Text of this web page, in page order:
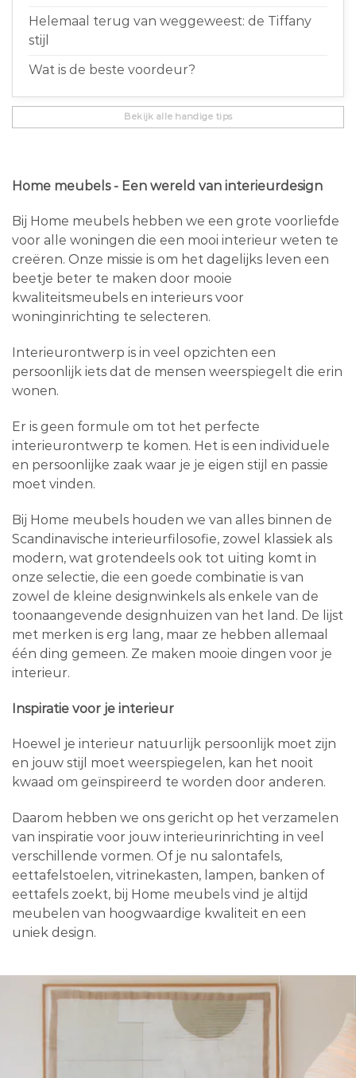
Helemaal terug van weggeweest: de Tiffany
stijl
Wat is de beste voordeur?
Bekijk alle handige tips
Home meubels - Een wereld van interieurdesign
Bij Home meubels hebben we een grote voorliefde
voor alle woningen die een mooi interieur weten te
creëren. Onze missie is om het dagelijks leven een
beetje beter te maken door mooie
kwaliteitsmeubels en interieurs voor
woninginrichting te selecteren.
Interieurontwerp is in veel opzichten een
persoonlijk iets dat de mensen weerspiegelt die erin
wonen.
Er is geen formule om tot het perfecte
interieurontwerp te komen. Het is een individuele
en persoonlijke zaak waar je je eigen stijl en passie
moet vinden.
Bij Home meubels houden we van alles binnen de
Scandinavische interieurfilosofie, zowel klassiek als
modern, wat grotendeels ook tot uiting komt in
onze selectie, die een goede combinatie is van
zowel de kleine designwinkels als enkele van de
toonaangevende designhuizen van het land. De lijst
met merken is erg lang, maar ze hebben allemaal
één ding gemeen. Ze maken mooie dingen voor je
interieur.
Inspiratie voor je interieur
Hoewel je interieur natuurlijk persoonlijk moet zijn
en jouw stijl moet weerspiegelen, kan het nooit
kwaad om geïnspireerd te worden door anderen.
Daarom hebben we ons gericht op het verzamelen
van inspiratie voor jouw interieurinrichting in veel
verschillende vormen. Of je nu salontafels,
eettafelstoelen, vitrinekasten, lampen, banken of
eettafels zoekt, bij Home meubels vind je altijd
meubelen van hoogwaardige kwaliteit en een
uniek design.